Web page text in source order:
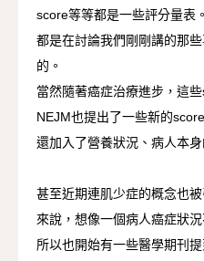
score等等都是一些評分量表
都是在討論我們剛剛講的那
的。
當然隨著癌症治療進步，這
NEJM也提出了一些新的
還加入了營養狀況、病人本
甚至近期連肌少症的概念也
來說，想像一個病人癌症狀
所以也開始有一些醫學期刊